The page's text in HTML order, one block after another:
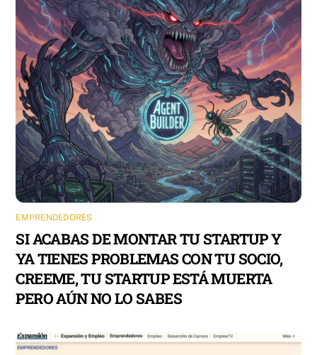
EMPRENDEDORES
SI ACABAS DE MONTAR TU STARTUP Y
YA TIENES PROBLEMAS CON TU SOCIO,
CREEME, TU STARTUP ESTÁ MUERTA
PERO AÚN NO LO SABES